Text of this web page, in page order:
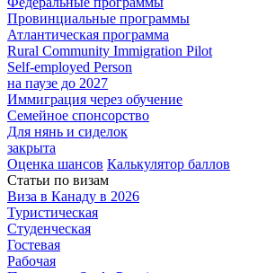
Провинциальные программы
Атлантическая программа
Rural Community Immigration Pilot
Self-employed Person
на паузе до 2027
Иммиграция через обучение
Семейное спонсорство
Для нянь и сиделок
закрыта
Оценка шансов Калькулятор баллов
Статьи по визам
Виза в Канаду в 2026
Туристическая
Студенческая
Гостевая
Рабочая